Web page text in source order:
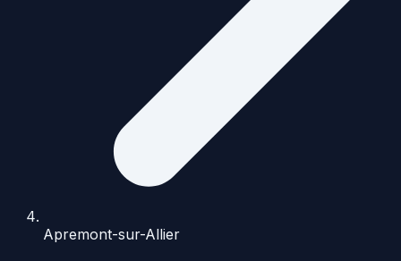
Apremont-sur-Allier